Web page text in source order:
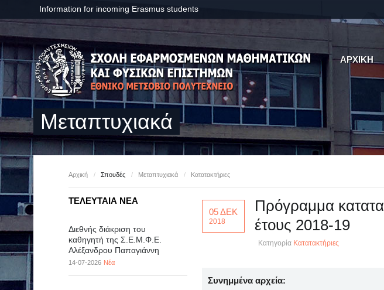
Information for incoming Erasmus students
ΑΡΧΙΚΗ
Μεταπτυχιακά
Αρχική / Σπουδές / Μεταπτυχιακά / Κατατακτήριες
05 ΔΕΚ
2018
Πρόγραμμα
έτους 2018-19
Κατηγορία Κατατακτήριες
Συνημμένα αρχεία:
ΤΕΛΕΥΤΑΙΑ ΝΕΑ
Διεθνής διάκριση του
καθηγητή της Σ.Ε.Μ.Φ.Ε.
Αλέξανδρου Παπαγιάννη
14-07-2026 Νέα